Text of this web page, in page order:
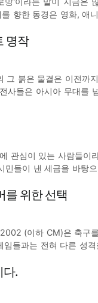
향한 동경은 영화, 애
지나 'One Piece'를 찾으
명작
그 붉은 물결은 이전까
사들은 아시아 무대를
고 있는 일이 현실에서
관심이 있는 사람들이
민들이 낸 세금을 바탕
지만, 무언가 게이머에
를 위한 선택
(이하 CM)은 축구
들과는 전혀 다른 성
도 볼 수 없고 게임을
다.